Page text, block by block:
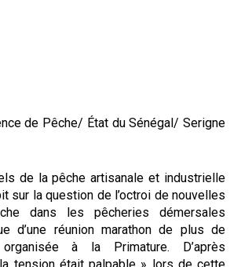
de Pêche/ État du Sénégal/ Serigne
de la pêche artisanale et industrielle
sur la question de l’octroi de nouvelles
dans les pêcheries démersales
d’une réunion marathon de plus de
à la Primature. D’après
la tension était palpable » lors de cette